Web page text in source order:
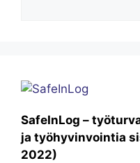
SafeInLog –
ja työhyvinvointia
2022)